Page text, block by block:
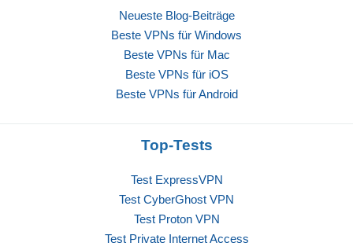
Neueste Blog-Beiträge
Beste VPNs für Windows
Beste VPNs für Mac
Beste VPNs für iOS
Beste VPNs für Android
Top-Tests
Test ExpressVPN
Test CyberGhost VPN
Test Proton VPN
Test Private Internet Access